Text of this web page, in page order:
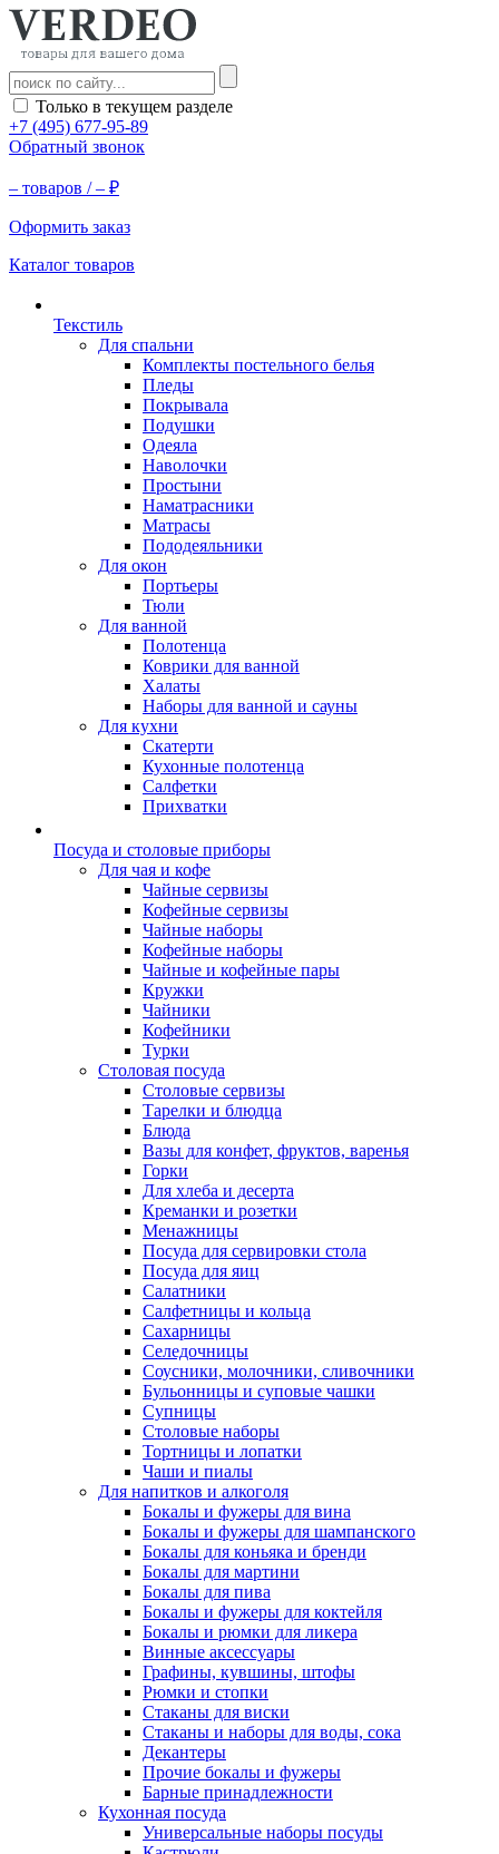
Только в текущем разделе
+7 (495) 677-95-89
Обратный звонок
– товаров /– ₽
Оформить заказ
Каталог товаров
Текстиль
Для спальни
Комплекты постельного белья
Пледы
Покрывала
Подушки
Одеяла
Наволочки
Простыни
Наматрасники
Матрасы
Пододеяльники
Для окон
Портьеры
Тюли
Для ванной
Полотенца
Коврики для ванной
Халаты
Наборы для ванной и сауны
Для кухни
Скатерти
Кухонные полотенца
Салфетки
Прихватки
Посуда и столовые приборы
Для чая и кофе
Чайные сервизы
Кофейные сервизы
Чайные наборы
Кофейные наборы
Чайные и кофейные пары
Кружки
Чайники
Кофейники
Турки
Столовая посуда
Столовые сервизы
Тарелки и блюдца
Блюда
Вазы для конфет, фруктов, варенья
Горки
Для хлеба и десерта
Креманки и розетки
Менажницы
Посуда для сервировки стола
Посуда для яиц
Салатники
Салфетницы и кольца
Сахарницы
Селедочницы
Соусники, молочники, сливочники
Бульонницы и суповые чашки
Супницы
Столовые наборы
Тортницы и лопатки
Чаши и пиалы
Для напитков и алкоголя
Бокалы и фужеры для вина
Бокалы и фужеры для шампанского
Бокалы для коньяка и бренди
Бокалы для мартини
Бокалы для пива
Бокалы и фужеры для коктейля
Бокалы и рюмки для ликера
Винные аксессуары
Графины, кувшины, штофы
Рюмки и стопки
Стаканы для виски
Стаканы и наборы для воды, сока
Декантеры
Прочие бокалы и фужеры
Барные принадлежности
Кухонная посуда
Универсальные наборы посуды